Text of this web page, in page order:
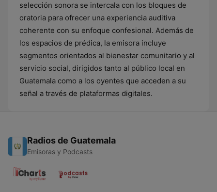
selección sonora se intercala con los bloques de
oratoria para ofrecer una experiencia auditiva
coherente con su enfoque confesional. Además de
los espacios de prédica, la emisora incluye
segmentos orientados al bienestar comunitario y al
servicio social, dirigidos tanto al público local en
Guatemala como a los oyentes que acceden a su
señal a través de plataformas digitales.
Radios de Guatemala
Emisoras y Podcasts